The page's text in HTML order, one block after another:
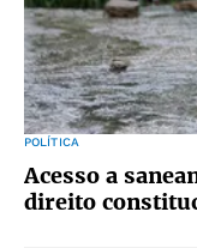
POLÍTICA
Acesso a
direito